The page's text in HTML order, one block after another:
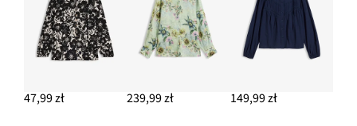
DODAJ DO KOSZYKA
47,99 zł 239,99 zł 149,99 zł